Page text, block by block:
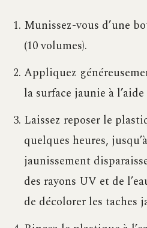
Munissez-vous d’une
(10 volumes).
Appliquez
la surface jaunie à
Laissez reposer le
quelques heures,
jaunissement
des rayons UV et de
de décolorer les taches